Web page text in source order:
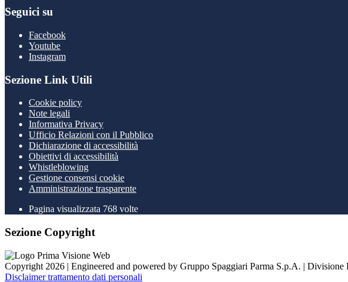
Seguici su
Facebook
Youtube
Instagram
Sezione Link Utili
Cookie policy
Note legali
Informativa Privacy
Ufficio Relazioni con il Pubblico
Dichiarazione di accessibilità
Obiettivi di accessibilità
Whistleblowing
Gestione consensi cookie
Amministrazione trasparente
Pagina visualizzata 768 volte
Sezione Copyright
Copyright 2026 | Engineered and powered by Gruppo Spaggiari Parma S.p.A. |
Disclaimer trattamento dati personali